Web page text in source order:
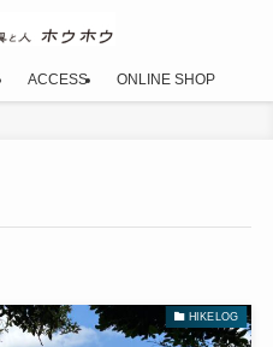
ACCESS ONLINE SHOP
HIKELOG